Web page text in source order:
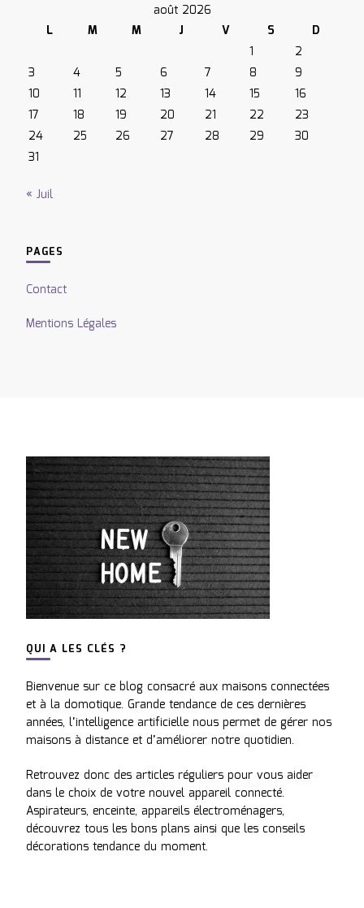
août 2026
L
M M J V S
D
1
2
3
4 5 6 7 8
9
10
11 12 13 14 15
16
17
18 19 20 21 22
23
24
25 26 27 28 29
30
31
« Juil
PAGES
Contact
Mentions Légales
QUI A LES CLÉS ?
Bienvenue sur ce blog consacré aux maisons connectées
et à la domotique. Grande tendance de ces dernières
années, l’intelligence artificielle nous permet de gérer nos
maisons à distance et d’améliorer notre quotidien.
Retrouvez donc des articles réguliers pour vous aider
dans le choix de votre nouvel appareil connecté.
Aspirateurs, enceinte, appareils électroménagers,
découvrez tous les bons plans ainsi que les conseils
décorations tendance du moment.